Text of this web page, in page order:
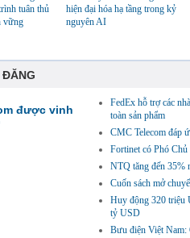
tuân thủ
vững
hiện đại hóa hạ tầng trong kỷ
nguyên AI
được vinh
FedEx hỗ trợ các
toàn sản phẩm
CMC Telecom đáp
Fortinet có Phó
NTQ tăng đến 35%
Cuốn sách mở
Huy động 320 triệu
tỷ USD
Bưu điện Việt Nam: